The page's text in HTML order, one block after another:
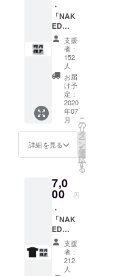
・
「NAK
ED
ALBUM
」mp3
「NAK
ED
ALBUM
」CD ＊
CDが含
まれる
全ての
コース
にご支
お名前
をCD
ブック
レット
にクレ
ジット
しま
す。 ＊
ご支援
いただ
支援
者：
152
人
お届
け予
定：
2020
年07
月
詳細を見る
こ
の
リ
タ
ー
ン
を
選
択
す
る
7,0
00 円
・
「NAK
ED
ALBUM
」mp3
「NAK
支援
者：
212
人